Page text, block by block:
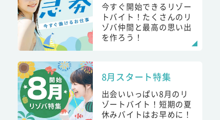
今すぐ開始できるリゾー
トバイト！たくさんのリ
ゾバ仲間と最高の思い出
を作ろう！
8月スタート特集
出会いいっぱい8月のリ
ゾートバイト！短期の夏
休みバイトはお早めに！